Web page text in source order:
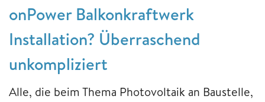
onPower Balkonkraftwerk
Installation? Überraschend
unkompliziert
Alle, die beim Thema Photovoltaik an Baustelle,